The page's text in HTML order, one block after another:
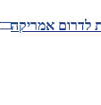
לדרום אמריקה